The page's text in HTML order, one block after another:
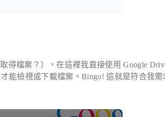
得檔案？），在這裡我直接使用 Google
能檢視或下載檔案。Bingo! 這就是符合我需